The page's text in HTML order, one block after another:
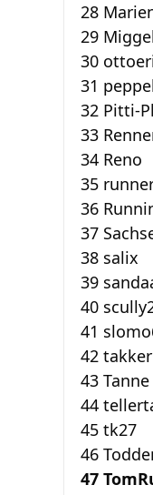
28
29
30
31
32 Pitti-
33
34 Reno
35
36
37
38 salix
39
40
41
42 takker
43 Tanne
44
45 tk27
46
47